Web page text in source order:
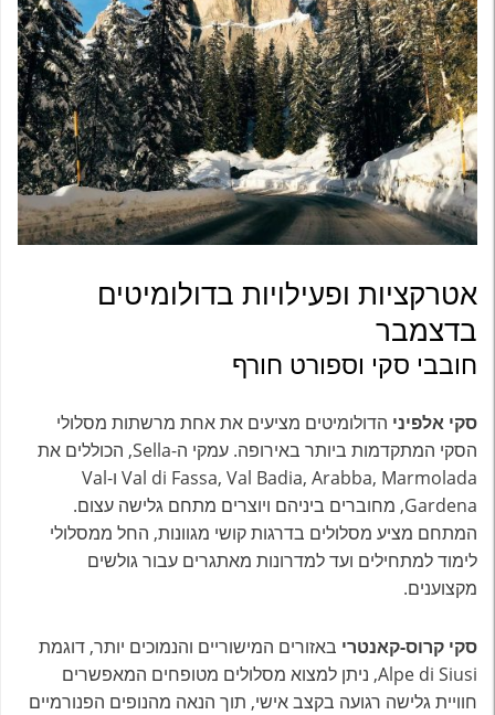
אטרקציות ופעילויות בדולומיטים
בדצמבר
חובבי סקי וספורט חורף
סקי אלפיני הדולומיטים מציעים את אחת מרשתות מסלולי
הסקי המתקדמות ביותר באירופה. עמקי ה-Sella, הכוללים את
Val di Fassa, Val Badia, Arabba, Marmolada ו-Val
Gardena, מחוברים ביניהם ויוצרים מתחם גלישה עצום.
המתחם מציע מסלולים בדרגות קושי מגוונות, החל ממסלולי
לימוד למתחילים ועד למדרונות מאתגרים עבור גולשים
מקצוענים.
סקי קרוס-קאנטרי באזורים המישוריים והנמוכים יותר, דוגמת
Alpe di Siusi, ניתן למצוא מסלולים מטופחים המאפשרים
חוויית גלישה רגועה בקצב אישי, תוך הנאה מהנופים הפנורמיים